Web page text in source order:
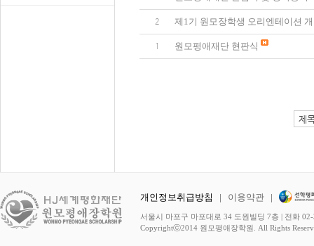
2 제1기 원모장학생 오리엔테이션
1 원모평애재단 현판식
개인정보취급방침 | 이용약관 |
서울시 마포구 마포대로 34 도원빌딩 7층 | 전화
Copyrightⓒ2014 원모평애장학원. All Rights